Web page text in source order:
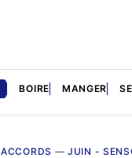
BOIRE MANGER
ACCORDS —JUIN -